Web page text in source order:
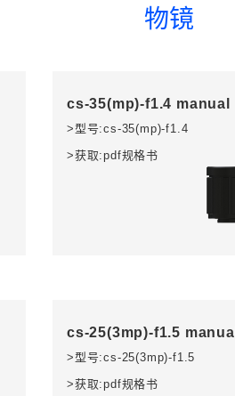
物镜
cs-35(mp)-f1.4 manual
>型号:cs-35(mp)-f1.4
>获取:pdf规格书
cs-25(3mp)-f1.5 manual
>型号:cs-25(3mp)-f1.5
>获取:pdf规格书